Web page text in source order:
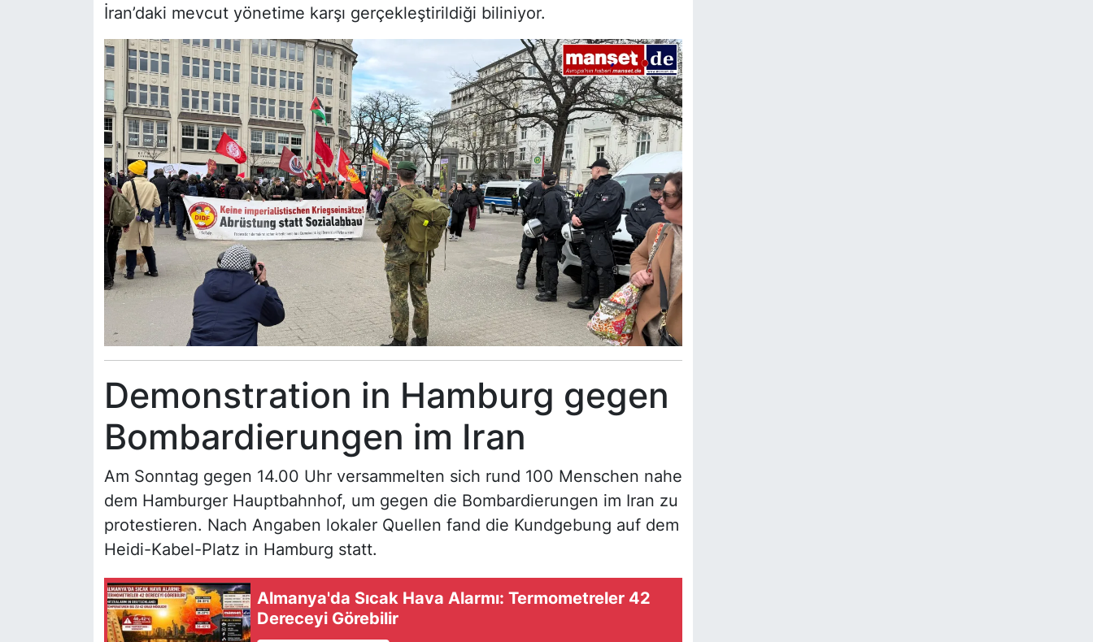
İran’daki mevcut yönetime karşı gerçekleştirildiği biliniyor.
Demonstration in Hamburg gegen
Bombardierungen im Iran
Am Sonntag gegen 14.00 Uhr versammelten sich rund 100 Menschen nahe
dem Hamburger Hauptbahnhof, um gegen die Bombardierungen im Iran zu
protestieren. Nach Angaben lokaler Quellen fand die Kundgebung auf dem
Heidi-Kabel-Platz in Hamburg statt.
Almanya'da Sıcak Hava Alarmı: Termometreler 42
Dereceyi Görebilir